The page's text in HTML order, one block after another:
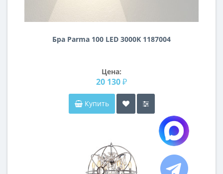
Бра Parma 100 LED 3000K 1187004
Цена:
20 130 ₽
Купить